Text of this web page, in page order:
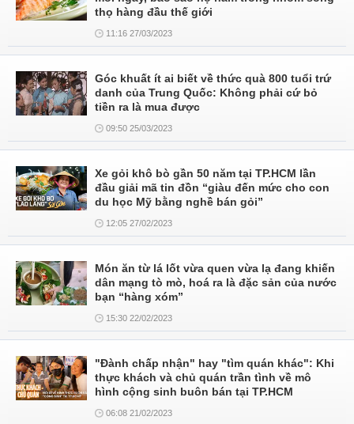
thọ hàng đầu thế giới
11:16 27/03/2023
Góc khuất ít ai biết về thức quà 800 tuổi trứ
danh của Trung Quốc: Không phải cứ bỏ
tiền ra là mua được
09:50 25/03/2023
Xe gỏi khô bò gần 50 năm tại TP.HCM lần
đầu giải mã tin đồn “giàu đến mức cho con
du học Mỹ bằng nghề bán gỏi”
12:05 27/02/2023
Món ăn từ lá lốt vừa quen vừa lạ đang khiến
dân mạng tò mò, hoá ra là đặc sản của nước
bạn “hàng xóm”
15:30 22/02/2023
"Đành chấp nhận" hay "tìm quán khác": Khi
thực khách và chủ quán trần tình về mô
hình cộng sinh buôn bán tại TP.HCM
06:08 21/02/2023